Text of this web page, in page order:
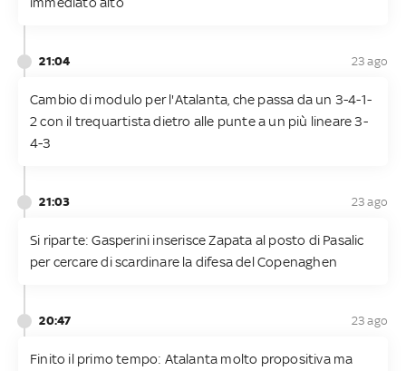
21:04 23 ago
Cambio di modulo per l'Atalanta, che passa da un 3-4-1-
2 con il trequartista dietro alle punte a un più lineare 3-
4-3
21:03 23 ago
Si riparte: Gasperini inserisce Zapata al posto di Pasalic
per cercare di scardinare la difesa del Copenaghen
20:47 23 ago
Finito il primo tempo: Atalanta molto propositiva ma